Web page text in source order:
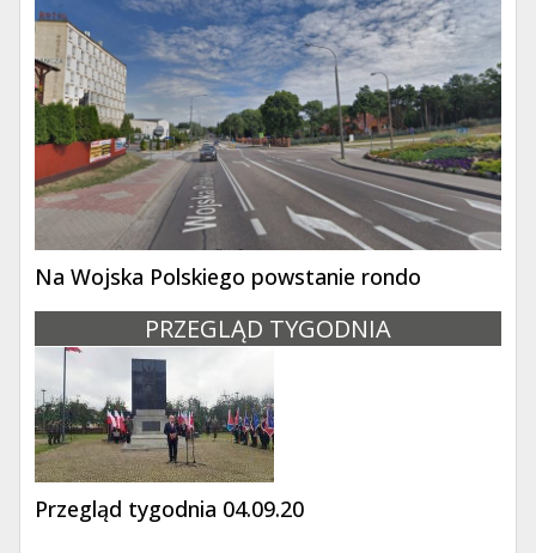
Na Wojska Polskiego powstanie rondo
PRZEGLĄD TYGODNIA
Przegląd tygodnia 04.09.20